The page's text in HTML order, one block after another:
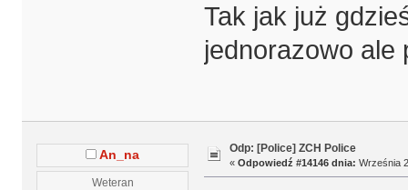
Tak jak już
jednorazowo ale
An_na
Weteran
Odp: [Police] ZCH Police
« Odpowiedź #14146 dnia: Września